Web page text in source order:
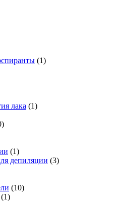
(1)
лака (1)
(1)
депиляции (3)
(10)
(1)